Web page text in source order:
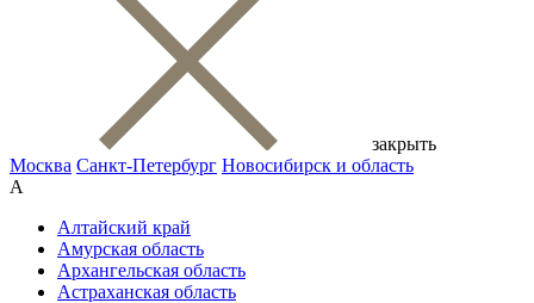
закрыть
Москва Санкт-Петербург Новосибирск и область
А
Алтайский край
Амурская область
Архангельская область
Астраханская область